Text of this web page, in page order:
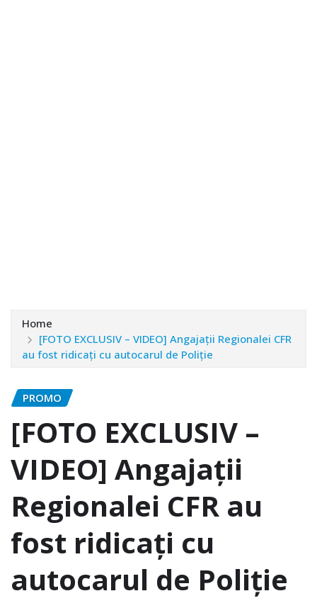
Home
[FOTO EXCLUSIV – VIDEO] Angajaţii Regionalei CFR
au fost ridicaţi cu autocarul de Poliţie
PROMO
[FOTO EXCLUSIV –
VIDEO] Angajaţii
Regionalei CFR au
fost ridicaţi cu
autocarul de Poliţie